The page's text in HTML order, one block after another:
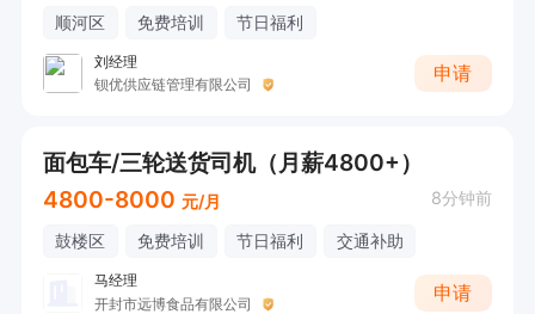
顺河区 免费培训 节日福利
刘经理
钡优供应链管理有限公司
申请
面包车/三轮送货司机（月薪4800+）
4800-8000 元/月 8分钟前
鼓楼区 免费培训 节日福利 交通补助
马经理
开封市远博食品有限公司
申请